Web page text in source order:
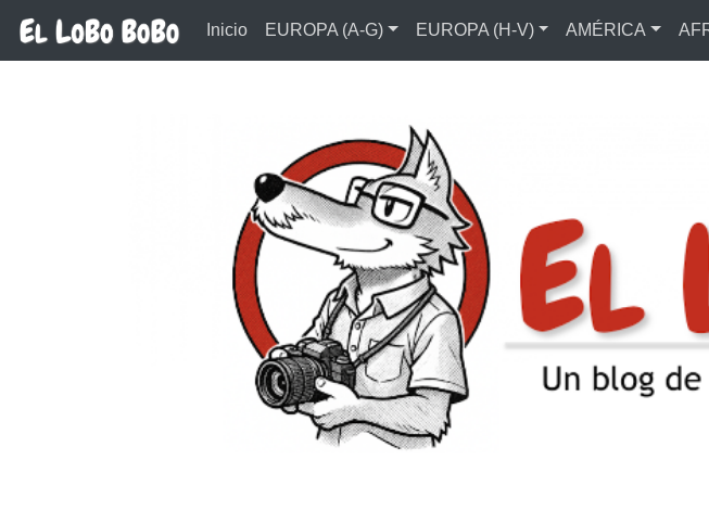
Inicio EUROPA (A-G) EUROPA (H-V) AMÉRICA